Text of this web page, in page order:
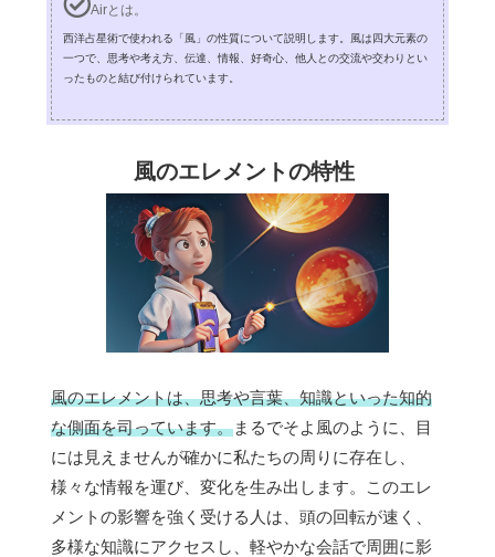
Airとは。
西洋占星術で使われる「風」の性質について説明します。風は四大元素の
一つで、思考や考え方、伝達、情報、好奇心、他人との交流や交わりとい
ったものと結び付けられています。
風のエレメントの特性
風のエレメントは、思考や言葉、知識といった知的
な側面を司っています。まるでそよ風のように、目
には見えませんが確かに私たちの周りに存在し、
様々な情報を運び、変化を生み出します。このエレ
メントの影響を強く受ける人は、頭の回転が速く、
多様な知識にアクセスし、軽やかな会話で周囲に影